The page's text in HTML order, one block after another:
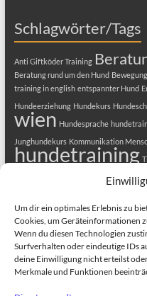
Um dir ein optimales Erlebnis zu
Cookies, um Geräteinformationen
Wenn du diesen Technologien
Surfverhalten oder eindeutige IDs
deine Einwilligung nicht erteilst
Merkmale und Funktionen
Schlagwörter/Tags
Anti Giftköder Training
Beratung rund um den Hund
training in english entspannter Hund
Hundeerziehung Hundekurs
wien Hundesprache
Junghundekurs Kommunikation
hundetraining
Welpenschule